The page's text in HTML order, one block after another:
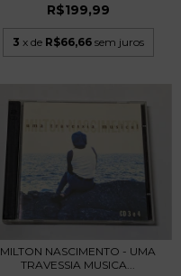
R$199,99
3 x de R$66,66 sem juros
MILTON NASCIMENTO - UMA
TRAVESSIA MUSICA...